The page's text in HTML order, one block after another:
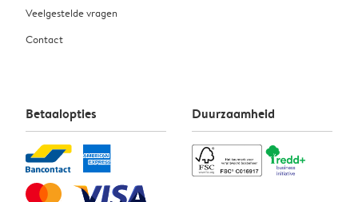
Veelgestelde vragen
Contact
Betaalopties Duurzaamheid